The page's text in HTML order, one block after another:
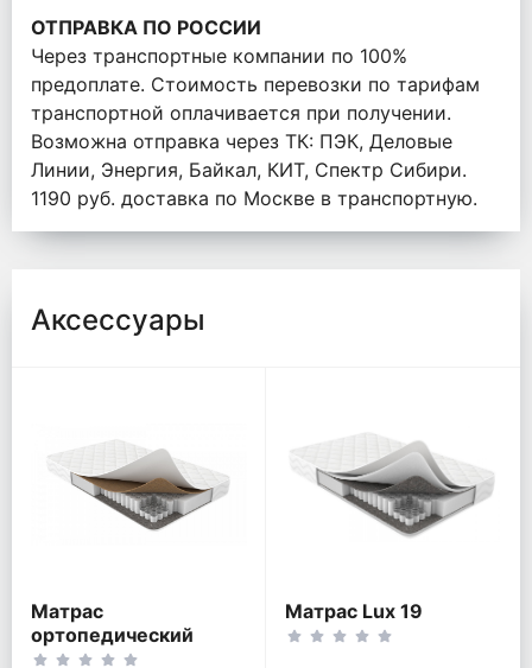
ОТПРАВКА ПО РОССИИ
Через транспортные компании по 100%
предоплате. Стоимость перевозки по тарифам
транспортной оплачивается при получении.
Возможна отправка через ТК: ПЭК, Деловые
Линии, Энергия, Байкал, КИТ, Спектр Сибири.
1190 руб. доставка по Москве в транспортную.
Аксессуары
Матрас
ортопедический
Optimal mini TFK
Матрас Lux 19